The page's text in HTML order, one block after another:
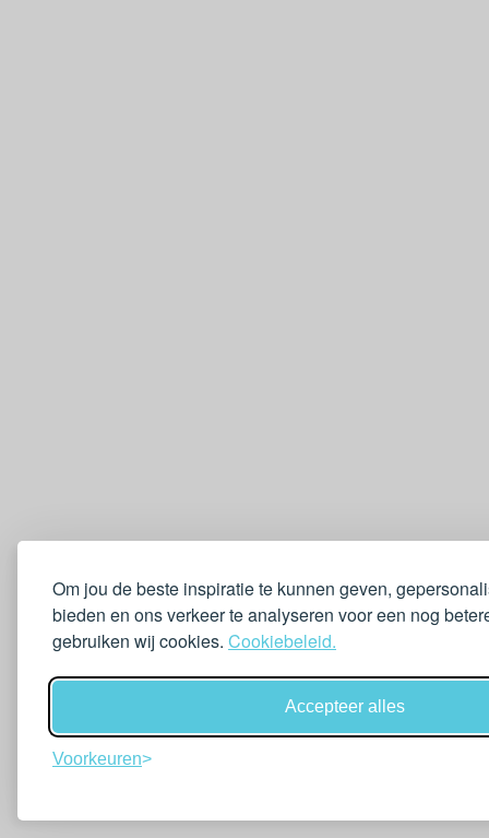
Om jou de beste inspiratie te kunnen geven,
bieden en ons verkeer te analyseren voor een nog
gebruiken wij cookies. Cookiebeleid.
Accepteer alles
Voorkeuren